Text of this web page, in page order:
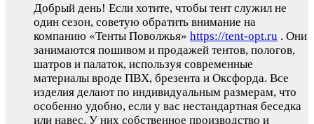
Добрый день! Если хотите, чтобы тент служил не
один сезон, советую обратить внимание на
компанию «Тенты Поволжья» https://tent-opt.ru . Они
занимаются пошивом и продажей тентов, пологов,
шатров и палаток, используя современные
материалы вроде ПВХ, брезента и Оксфорда. Все
изделия делают по индивидуальным размерам, что
особенно удобно, если у вас нестандартная беседка
или навес. У них собственное производство и